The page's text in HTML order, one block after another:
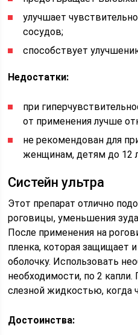
улучшает
сосудов;
способствует
Недостатки:
при
от применения лучше
не рекомендован для
женщинам, детям до 12
Систейн ультра
Этот препарат отлично
роговицы, уменьшения
После применения на
пленка, которая защищает
оболочку. Использовать
необходимости, по 2
слезной жидкостью, когда
Достоинства: